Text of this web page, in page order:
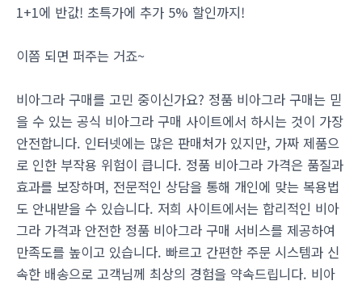
1+1에 반값! 초특가에 추가 5% 할인까지!
이쯤 되면 퍼주는 거죠~
비아그라 구매를 고민 중이신가요? 정품 비아그라 구매는 믿
을 수 있는 공식 비아그라 구매 사이트에서 하시는 것이 가장
안전합니다. 인터넷에는 많은 판매처가 있지만, 가짜 제품으
로 인한 부작용 위험이 큽니다. 정품 비아그라 가격은 품질과
효과를 보장하며, 전문적인 상담을 통해 개인에 맞는 복용법
도 안내받을 수 있습니다. 저희 사이트에서는 합리적인 비아
그라 가격과 안전한 정품 비아그라 구매 서비스를 제공하여
만족도를 높이고 있습니다. 빠르고 간편한 주문 시스템과 신
속한 배송으로 고객님께 최상의 경험을 약속드립니다. 비아